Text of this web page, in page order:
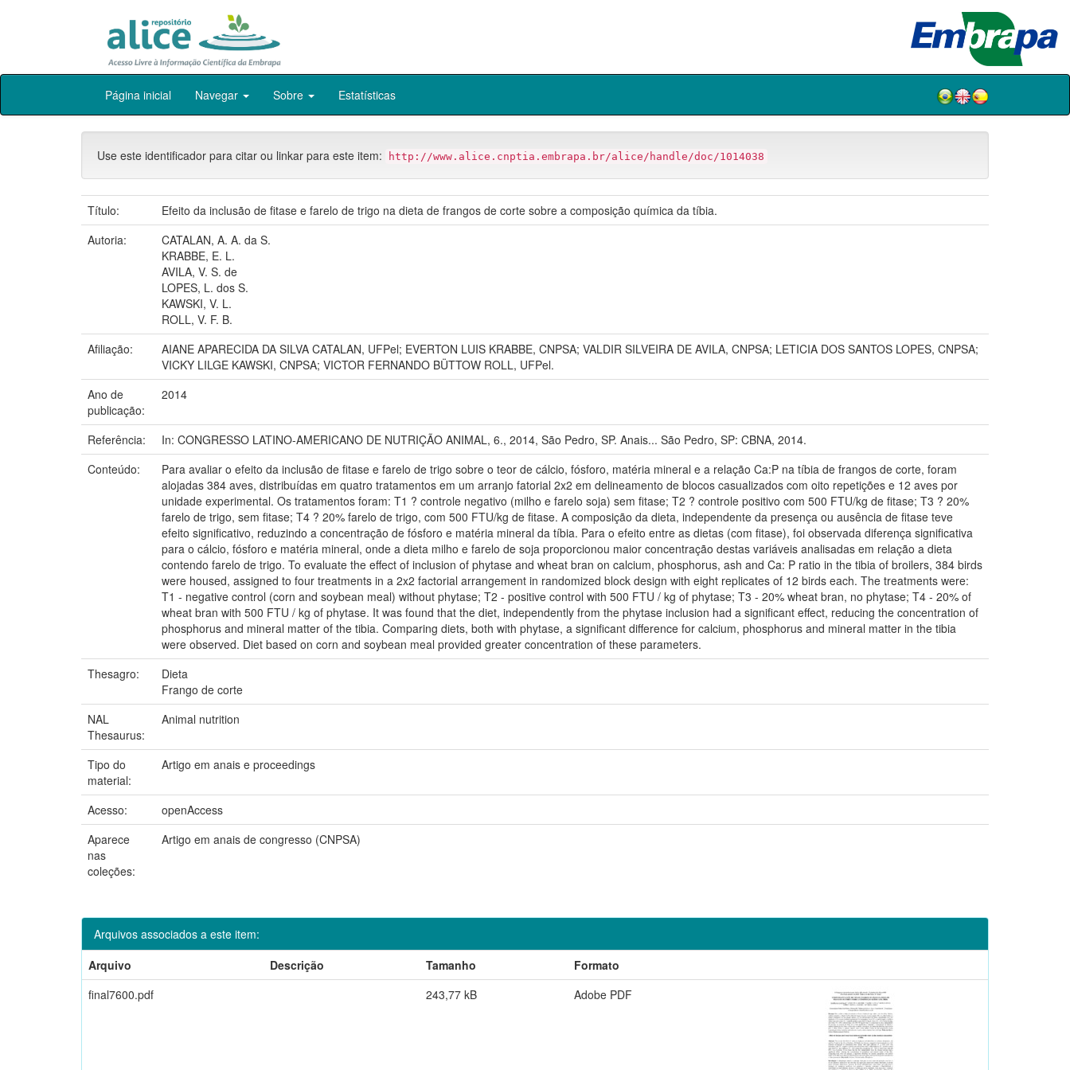
Skip
Página inicial Navegar Sobre Estatísticas
Use este identificador para citar ou linkar para este item: http://www.alice.cnptia.embrapa.br/alice/handle/doc/1014038
Título:
Efeito da inclusão de fitase e farelo de trigo na dieta de frangos de corte sobre a composição química da tíbia.
Autoria:
CATALAN, A. A. da S.
KRABBE, E. L.
AVILA, V. S. de
LOPES, L. dos S.
KAWSKI, V. L.
ROLL, V. F. B.
Afiliação:
AIANE APARECIDA DA SILVA CATALAN, UFPel; EVERTON LUIS KRABBE, CNPSA; VALDIR SILVEIRA DE AVILA, CNPSA; LETICIA DOS SANTOS LOPES, CNPSA;
VICKY LILGE KAWSKI, CNPSA; VICTOR FERNANDO BÜTTOW ROLL, UFPel.
Ano de
publicação:
2014
Referência:
In: CONGRESSO LATINO-AMERICANO DE NUTRIÇÃO ANIMAL, 6., 2014, São Pedro, SP. Anais... São Pedro, SP: CBNA, 2014.
Conteúdo:
Para avaliar o efeito da inclusão de fitase e farelo de trigo sobre o teor de cálcio, fósforo, matéria mineral e a relação Ca:P na tíbia de frangos de corte, foram
alojadas 384 aves, distribuídas em quatro tratamentos em um arranjo fatorial 2x2 em delineamento de blocos casualizados com oito repetições e 12 aves por
unidade experimental. Os tratamentos foram: T1 ? controle negativo (milho e farelo soja) sem fitase; T2 ? controle positivo com 500 FTU/kg de fitase; T3 ? 20%
farelo de trigo, sem fitase; T4 ? 20% farelo de trigo, com 500 FTU/kg de fitase. A composição da dieta, independente da presença ou ausência de fitase teve
efeito significativo, reduzindo a concentração de fósforo e matéria mineral da tíbia. Para o efeito entre as dietas (com fitase), foi observada diferença significativa
para o cálcio, fósforo e matéria mineral, onde a dieta milho e farelo de soja proporcionou maior concentração destas variáveis analisadas em relação a dieta
contendo farelo de trigo. To evaluate the effect of inclusion of phytase and wheat bran on calcium, phosphorus, ash and Ca: P ratio in the tibia of broilers, 384 birds
were housed, assigned to four treatments in a 2x2 factorial arrangement in randomized block design with eight replicates of 12 birds each. The treatments were:
T1 - negative control (corn and soybean meal) without phytase; T2 - positive control with 500 FTU / kg of phytase; T3 - 20% wheat bran, no phytase; T4 - 20% of
wheat bran with 500 FTU / kg of phytase. It was found that the diet, independently from the phytase inclusion had a significant effect, reducing the concentration of
phosphorus and mineral matter of the tibia. Comparing diets, both with phytase, a significant difference for calcium, phosphorus and mineral matter in the tibia
were observed. Diet based on corn and soybean meal provided greater concentration of these parameters.
Thesagro:
Dieta
Frango de corte
NAL
Thesaurus:
Animal nutrition
Tipo do
material:
Artigo em anais e proceedings
Acesso:
openAccess
Aparece
nas
coleções:
Artigo em anais de congresso (CNPSA)
Arquivos associados a este item:
Arquivo
Descrição Tamanho
Formato
final7600.pdf
243,77 kB Adobe PDF